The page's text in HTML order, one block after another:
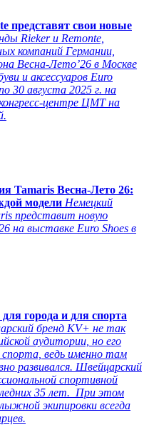
представят свои новые
Rieker и Remonte,
компаний Германии,
Весна-Лето’26 в Москве
и аксессуаров Euro
30 августа 2025 г. на
центре ЦМТ на
Tamaris Весна-Лето 26:
модели Немецкий
представит новую
на выставке Euro Shoes в
города и для спорта
бренд KV+ не так
аудитории, но его
ведь именно там
развивался. Швейцарский
спортивной
35 лет. При этом
экипировки всегда